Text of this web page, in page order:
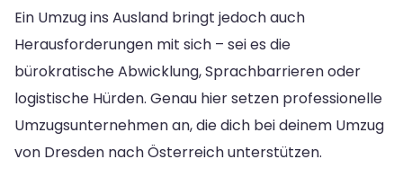
Ein Umzug ins Ausland bringt jedoch auch
Herausforderungen mit sich – sei es die
bürokratische Abwicklung, Sprachbarrieren oder
logistische Hürden. Genau hier setzen professionelle
Umzugsunternehmen an, die dich bei deinem Umzug
von Dresden nach Österreich unterstützen.